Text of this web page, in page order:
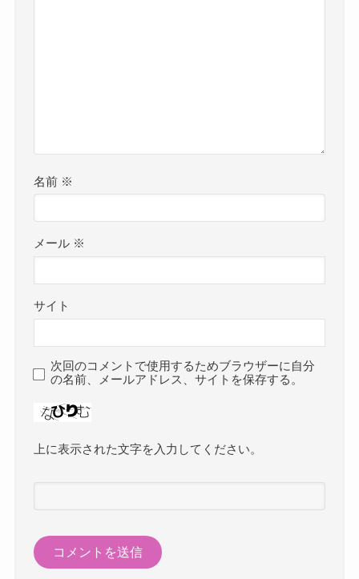
名前 ※
メール ※
サイト
次回のコメントで使用するためブラウザーに自分
の名前、メールアドレス、サイトを保存する。
上に表示された文字を入力してください。